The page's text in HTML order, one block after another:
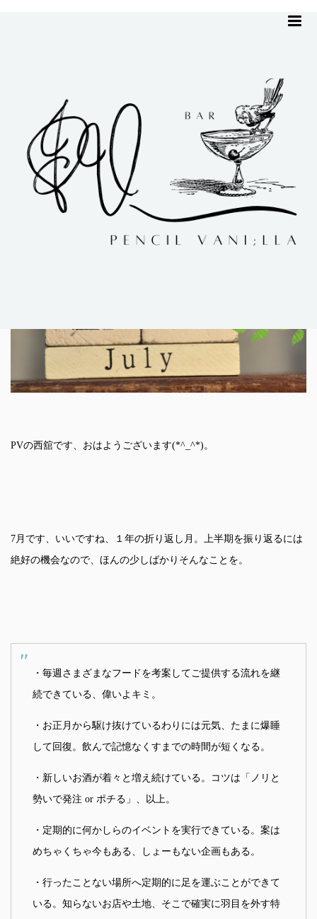
11/07/2024
Uncategorized 2024.07.11
PVの西舘です、おはようございます(*^_^*)。
7月です、いいですね、１年の折り返し月。上半期を振り返るには
絶好の機会なので、ほんの少しばかりそんなことを。
・毎週さまざまなフードを考案してご提供する流れを継
続できている、偉いよキミ。
・お正月から駆け抜けているわりには元気、たまに爆睡
して回復。飲んで記憶なくすまでの時間が短くなる。
・新しいお酒が着々と増え続けている。コツは「ノリと
勢いで発注 or ポチる」、以上。
・定期的に何かしらのイベントを実行できている。案は
めちゃくちゃ今もある、しょーもない企画もある。
・行ったことない場所へ定期的に足を運ぶことができて
いる。知らないお店や土地、そこで確実に羽目を外す特